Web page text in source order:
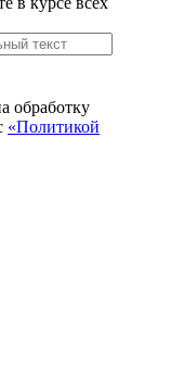
обработку
«Политикой